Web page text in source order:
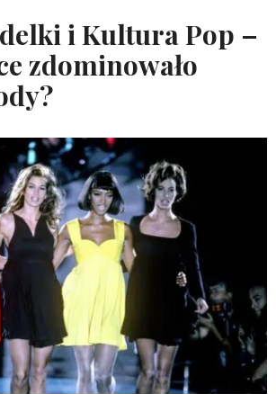
i Kultura Pop –
zdominowało